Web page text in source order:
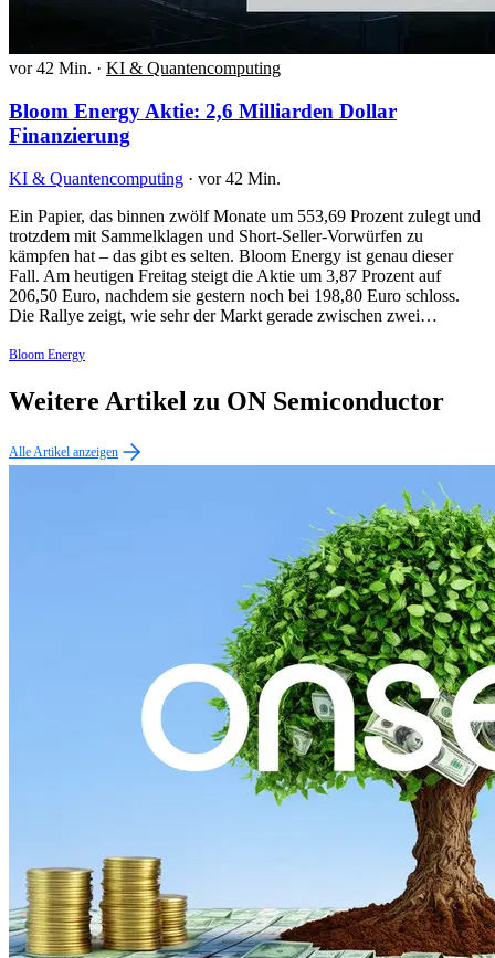
vor 42 Min. · KI & Quantencomputing
Bloom Energy Aktie: 2,6 Milliarden Dollar
Finanzierung
KI & Quantencomputing · vor 42 Min.
Ein Papier, das binnen zwölf Monate um 553,69 Prozent zulegt und
trotzdem mit Sammelklagen und Short-Seller-Vorwürfen zu
kämpfen hat – das gibt es selten. Bloom Energy ist genau dieser
Fall. Am heutigen Freitag steigt die Aktie um 3,87 Prozent auf
206,50 Euro, nachdem sie gestern noch bei 198,80 Euro schloss.
Die Rallye zeigt, wie sehr der Markt gerade zwischen zwei…
Bloom Energy
Weitere Artikel zu ON Semiconductor
Alle Artikel anzeigen